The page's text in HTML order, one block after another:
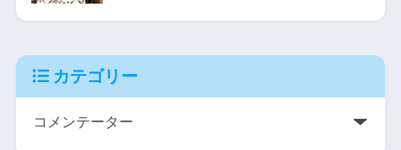
カテゴリー